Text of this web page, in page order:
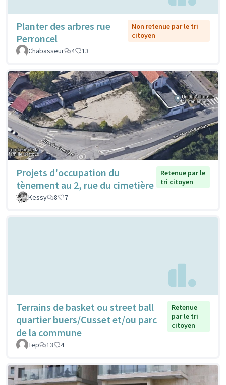
Planter des arbres rue
Perroncel
Non retenue par le tri
citoyen
Chabasseur
4 13
Projets d'occupation du
tènement au 2, rue du cimetière
Retenue par le
tri citoyen
Kessy
8 7
Terrains de basket ou street ball
quartier buers/Cusset et/ou parc
de la commune
Retenue
par le tri
citoyen
Tep 13 4